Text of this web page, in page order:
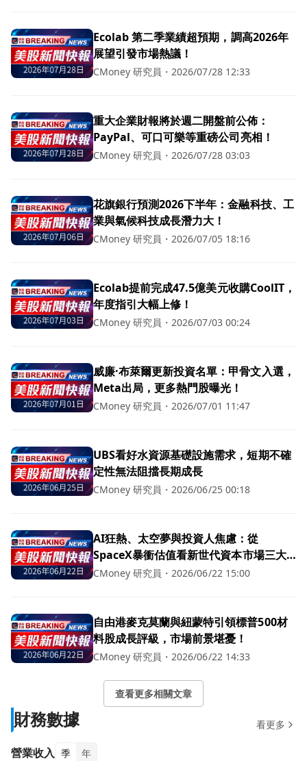
Ecolab 第二季業績超預期，調高2026年
展望引發市場熱議！
CMoney 研究員 ・ 2026/07/28 12:33
重大企業財報將於週二開盤前公佈：
PayPal、可口可樂等重磅公司亮相！
CMoney 研究員 ・ 2026/07/28 03:03
花旗銀行預測2026下半年：金融科技、工
業與氣候科技成長潛力大！
CMoney 研究員 ・ 2026/07/05 18:16
Ecolab提前完成47.5億美元收購CoolIT，
年度指引大幅上修！
CMoney 研究員 ・ 2026/07/03 00:24
威廉·布萊爾更新投資名單：甲骨文入選，
Meta出局，更多熱門股曝光！
CMoney 研究員 ・ 2026/07/01 11:47
UBS看好水資源基礎設施需求，短期不確
定性無法阻擋長期成長
CMoney 研究員 ・ 2026/06/25 00:18
AI狂熱、太空夢與投資人焦慮：從
SpaceX暴衝估值看新世代資本市場三大
風險
CMoney 研究員 ・ 2026/06/22 15:00
自由港麥克莫蘭與紐蒙特引領標普500材
料股成長評級，市場前景堪憂！
CMoney 研究員 ・ 2026/06/22 14:33
查看更多相關文章
財務數據 看更多
營業收入 季 年